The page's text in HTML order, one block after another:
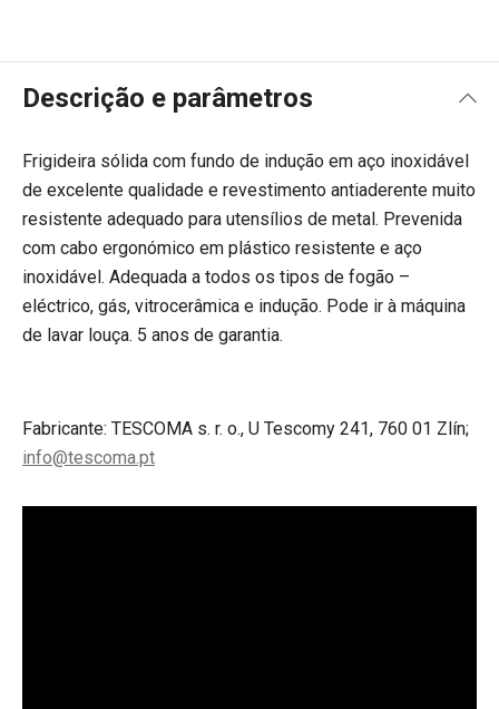
Descrição e parâmetros
Frigideira sólida com fundo de indução em aço inoxidável
de excelente qualidade e revestimento antiaderente muito
resistente adequado para utensílios de metal. Prevenida
com cabo ergonómico em plástico resistente e aço
inoxidável. Adequada a todos os tipos de fogão –
eléctrico, gás, vitrocerâmica e indução. Pode ir à máquina
de lavar louça. 5 anos de garantia.
Fabricante: TESCOMA s. r. o., U Tescomy 241, 760 01 Zlín;
info@tescoma.pt